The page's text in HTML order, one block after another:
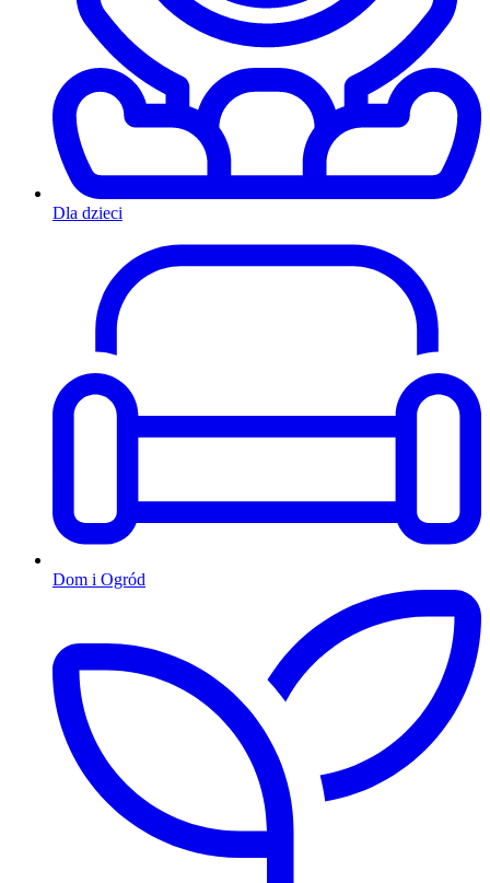
Dla dzieci
Dom i Ogród